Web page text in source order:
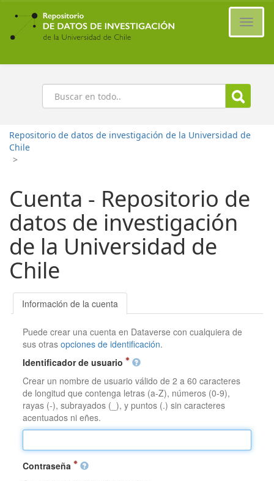
Ir
contenido
principal
Buscar
Repositorio de datos de investigación de la Universidad de
Chile
>
Cuenta - Repositorio de
datos de investigación
de la Universidad de
Chile
Información de la cuenta
Puede crear una cuenta en Dataverse con cualquiera de
sus otrasopciones de identificación.
Identificador de usuario
Crear un nombre de usuario válido de 2 a 60 caracteres
de longitud que contenga letras (a-Z), números (0-9),
rayas (-), subrayados (_), y puntos (.) sin caracteres
acentuados ni eñes.
Contraseña